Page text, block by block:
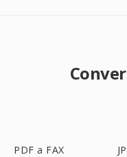
PDF a FAX